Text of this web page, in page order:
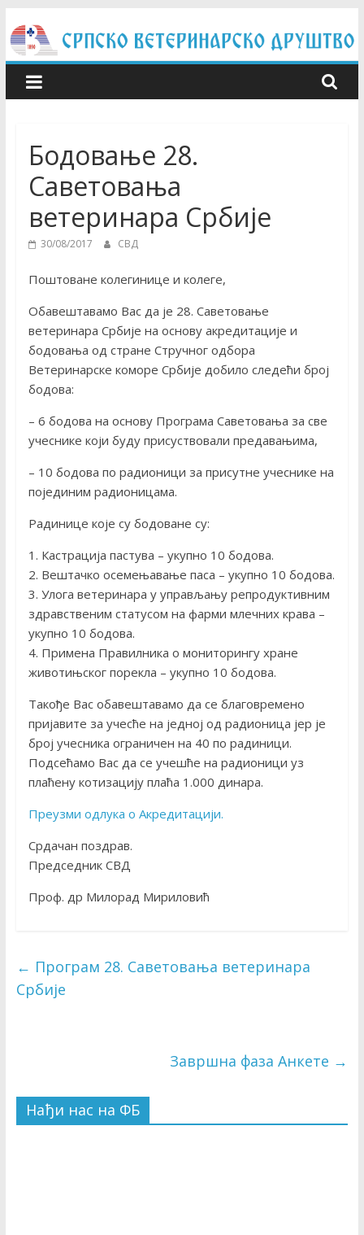
to
content
Бодовање 28.
Саветовања
ветеринара Србије
30/08/2017 СВД
Поштоване колегинице и колеге,
Обавештавамо Вас да је 28. Саветовање
ветеринара Србије на основу акредитације и
бодовања од стране Стручног одбора
Ветеринарске коморе Србије добило следећи број
бодова:
– 6 бодова на основу Програма Саветовања за све
учеснике који буду присуствовали предавањима,
– 10 бодова по радионици за присутне учеснике на
појединим радионицама.
Радинице које су бодоване су:
1. Кастрација пастува – укупно 10 бодова.
2. Вештачко осемењавање паса – укупно 10 бодова.
3. Улога ветеринара у управљању репродуктивним
здравственим статусом на фарми млечних крава –
укупно 10 бодова.
4. Примена Правилника о мониторингу хране
животињског порекла – укупно 10 бодова.
Такође Вас обавештавамо да се благовремено
пријавите за учесће на једној од радионица јер је
број учесника ограничен на 40 по радиници.
Подсећамо Вас да се учешће на радионици уз
плаћену котизацију плаћа 1.000 динара.
Преузми одлука о Акредитацији.
Срдачан поздрав.
Председник СВД
Проф. др Милорад Мириловић
← Програм 28. Саветовања ветеринара
Србије
Завршна фаза Анкете →
Нађи нас на ФБ